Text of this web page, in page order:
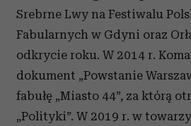
Srebrne Lwy na Festiwalu
Fabularnych w Gdyni oraz
odkrycie roku. W 2014 r.
dokument „Powstanie
fabułę „Miasto 44”, za którą
„Polityki”. W 2019 r. w